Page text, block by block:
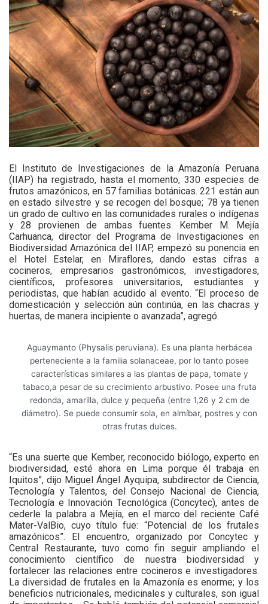
El Instituto de Investigaciones de la Amazonía Peruana
(IIAP) ha registrado, hasta el momento, 330 especies de
frutos amazónicos, en 57 familias botánicas. 221 están aun
en estado silvestre y se recogen del bosque; 78 ya tienen
un grado de cultivo en las comunidades rurales o indígenas
y 28 provienen de ambas fuentes. Kember M. Mejía
Carhuanca, director del Programa de Investigaciones en
Biodiversidad Amazónica del IIAP, empezó su ponencia en
el Hotel Estelar, en Miraflores, dando estas cifras a
cocineros, empresarios gastronómicos, investigadores,
científicos, profesores universitarios, estudiantes y
periodistas, que habían acudido al evento. “El proceso de
domesticación y selección aún continúa, en las chacras y
huertas, de manera incipiente o avanzada”, agregó.
Aguaymanto (Physalis peruviana). Es una planta herbácea
perteneciente a la familia solanaceae, por lo tanto posee
características similares a las plantas de papa, tomate y
tabaco,a pesar de su crecimiento arbustivo. Posee una fruta
redonda, amarilla, dulce y pequeña (entre 1,26 y 2 cm de
diámetro). Se puede consumir sola, en almíbar, postres y con
otras frutas dulces.
“Es una suerte que Kember, reconocido biólogo, experto en
biodiversidad, esté ahora en Lima porque él trabaja en
Iquitos”, dijo Miguel Ángel Ayquipa, subdirector de Ciencia,
Tecnología y Talentos, del Consejo Nacional de Ciencia,
Tecnología e Innovación Tecnológica (Concytec), antes de
cederle la palabra a Mejía, en el marco del reciente Café
Mater-ValBio, cuyo título fue: “Potencial de los frutales
amazónicos”. El encuentro, organizado por Concytec y
Central Restaurante, tuvo como fin seguir ampliando el
conocimiento científico de nuestra biodiversidad y
fortalecer las relaciones entre cocineros e investigadores.
La diversidad de frutales en la Amazonía es enorme; y los
beneficios nutricionales, medicinales y culturales, son igual